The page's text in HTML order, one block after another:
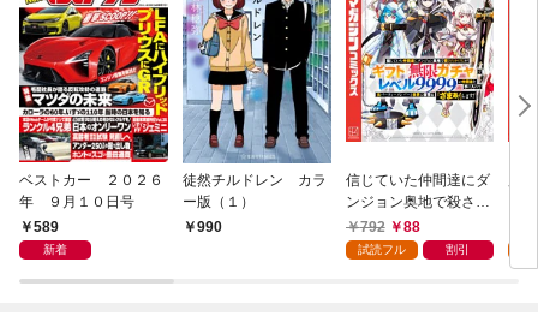
ベストカー ２０２６
年 ９月１０日号
589
新着
徒然チルドレン カラ
ー版（１）
990
信じていた仲間達にダ
ンジョン奥地で殺され
かけたがギフト『無限
ガチャ』でレベル９９
792 88
試読フル 割引